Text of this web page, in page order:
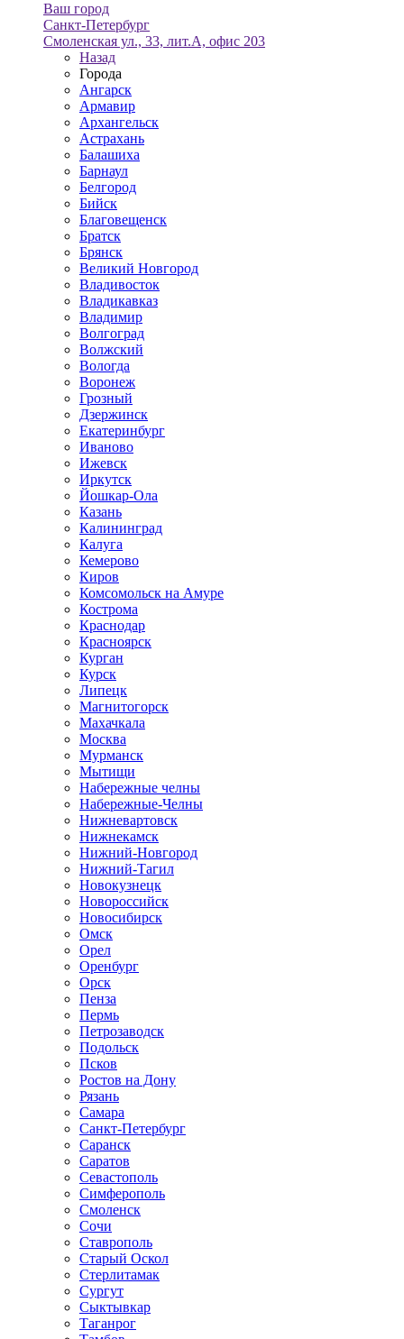
Ваш город
Санкт-Петербург
Смоленская ул., 33, лит.А, офис 203
Назад
Города
Ангарск
Армавир
Архангельск
Астрахань
Балашиха
Барнаул
Белгород
Бийск
Благовещенск
Братск
Брянск
Великий Новгород
Владивосток
Владикавказ
Владимир
Волгоград
Волжский
Вологда
Воронеж
Грозный
Дзержинск
Екатеринбург
Иваново
Ижевск
Иркутск
Йошкар-Ола
Казань
Калининград
Калуга
Кемерово
Киров
Комсомольск на Амуре
Кострома
Краснодар
Красноярск
Курган
Курск
Липецк
Магнитогорск
Махачкала
Москва
Мурманск
Мытищи
Набережные челны
Набережные-Челны
Нижневартовск
Нижнекамск
Нижний-Новгород
Нижний-Тагил
Новокузнецк
Новороссийск
Новосибирск
Омск
Орел
Оренбург
Орск
Пенза
Пермь
Петрозаводск
Подольск
Псков
Ростов на Дону
Рязань
Самара
Санкт-Петербург
Саранск
Саратов
Севастополь
Симферополь
Смоленск
Сочи
Ставрополь
Старый Оскол
Стерлитамак
Сургут
Сыктывкар
Таганрог